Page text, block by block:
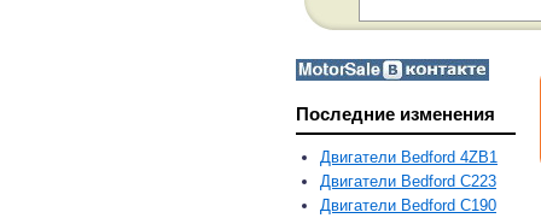
Последние изменения
Двигатели Bedford 4ZB1
Двигатели Bedford C223
Двигатели Bedford C190